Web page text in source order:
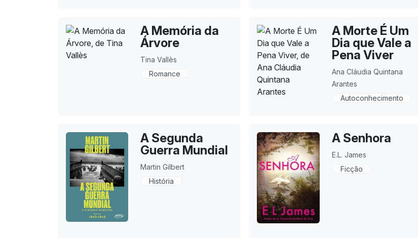
A Memória da
Árvore
Tina Vallès
Romance
A Morte É Um
Dia que Vale a
Pena Viver
Ana Cláudia Quintana
Arantes
Autoconhecimento
A Segunda
Guerra Mundial
Martin Gilbert
História
A Senhora
E.L. James
Ficção